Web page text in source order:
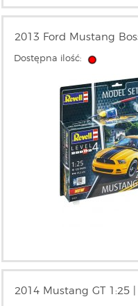
2013 Ford Mustang
Dostępna ilość:
2014 Mustang GT 1:25 |